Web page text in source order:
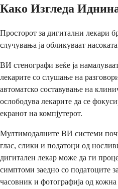
Како Изгледа
Просторот за дигитални лекари
случувања ја обликуваат
ВИ стенографи веќе ја
лекарите со слушање на
автоматско составување на
ослободува лекарите да се
екранот на компјутерот.
Мултимодалните ВИ системи
глас, слики и податоци од
дигитален лекар може да ги
симптоми заедно со податоците
часовник и фотографија од кожна